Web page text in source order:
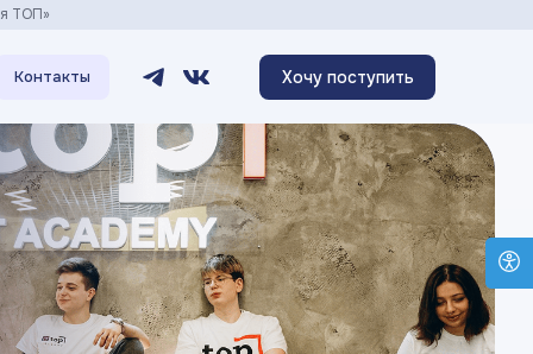
Контакты Хочу поступить
ТОП»